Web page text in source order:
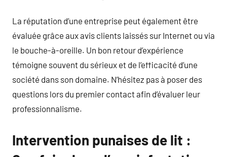
La réputation d’une entreprise peut également être
évaluée grâce aux avis clients laissés sur Internet ou via
le bouche-à-oreille. Un bon retour d’expérience
témoigne souvent du sérieux et de l’efficacité d’une
société dans son domaine. N’hésitez pas à poser des
questions lors du premier contact afin d’évaluer leur
professionnalisme.
Intervention punaises de lit :